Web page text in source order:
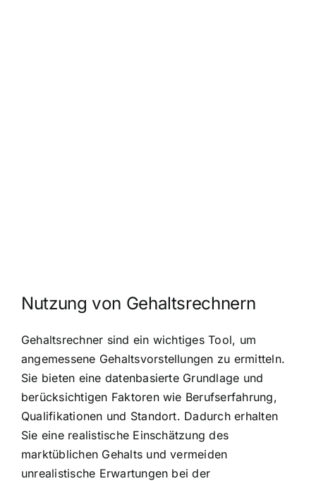
Nutzung von Gehaltsrechnern
Gehaltsrechner sind ein wichtiges Tool, um
angemessene Gehaltsvorstellungen zu ermitteln.
Sie bieten eine datenbasierte Grundlage und
berücksichtigen Faktoren wie Berufserfahrung,
Qualifikationen und Standort. Dadurch erhalten
Sie eine realistische Einschätzung des
marktüblichen Gehalts und vermeiden
unrealistische Erwartungen bei der